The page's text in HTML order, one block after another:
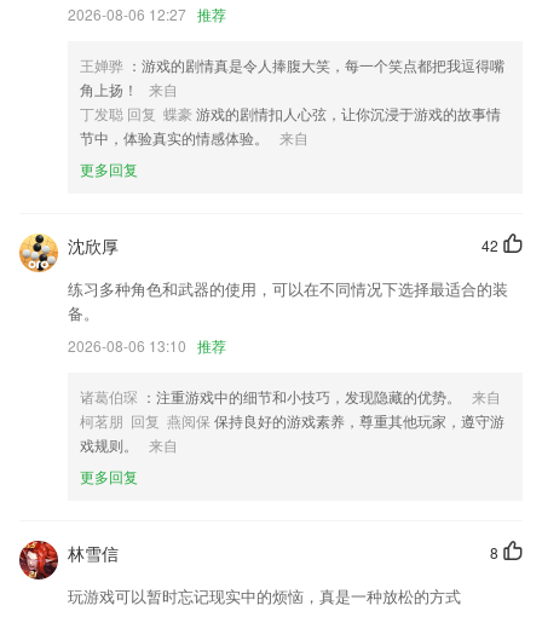
灵活设置定时任务
光哟，快来和同好们大声BB吧
以上就是亚新官方下载的介绍，如果您喜欢这款软件，您可以到应用商店
进行打分评论，说出您的使用经历，以帮助我们更好的对产品进行优化修
联系我们
以上就是oe下载的介绍，如果您喜欢这款软件，您可以到应用商店进行
打分评论，说出您的使用经历，以帮助我们更好的对产品进行优化修改。
2026-08-06 12:27 推荐
王婵骅 ：游戏的剧情真是令人捧腹大笑，每一个笑点都把我逗得嘴
角上扬！
来自
丁发聪 回复 蝶豪游戏的剧情扣人心弦，让你沉浸于游戏的故事情
节中，体验真实的情感体验。
来自
更多回复
42
沈欣厚
练习多种角色和武器的使用，可以在不同情况下选择最适合的装
备。
2026-08-06 13:10 推荐
诸葛伯琛 ：注重游戏中的细节和小技巧，发现隐藏的优势。
来自
柯茗朋 回复 燕阅保 保持良好的游戏素养，尊重其他玩家，遵守游
戏规则。
来自
更多回复
8
林雪信
玩游戏可以暂时忘记现实中的烦恼，真是一种放松的方式